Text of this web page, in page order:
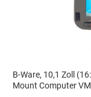
B-Ware, 10,1 Zoll
Mount Computer VM